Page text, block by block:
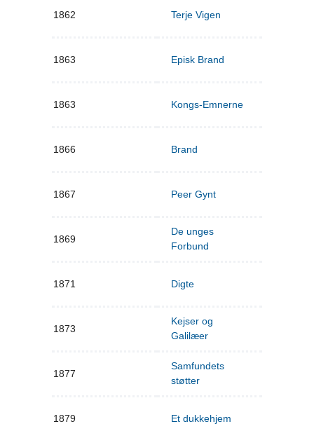
1862 Terje Vigen
1863 Episk Brand
1863 Kongs-Emnerne
1866 Brand
1867 Peer Gynt
1869
De unges
Forbund
1871 Digte
1873
Kejser og
Galilæer
1877
Samfundets
støtter
1879 Et dukkehjem